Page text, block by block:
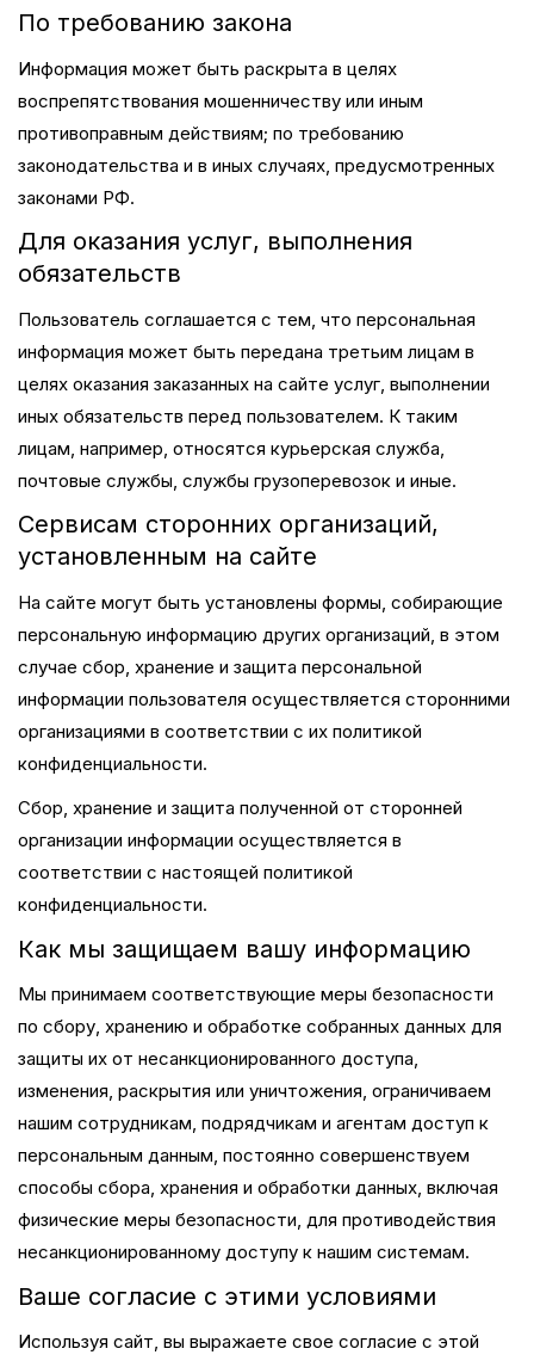
По требованию закона
Информация может быть раскрыта в целях
воспрепятствования мошенничеству или иным
противоправным действиям; по требованию
законодательства и в иных случаях, предусмотренных
законами РФ.
Для оказания услуг, выполнения
обязательств
Пользователь соглашается с тем, что персональная
информация может быть передана третьим лицам в
целях оказания заказанных на сайте услуг, выполнении
иных обязательств перед пользователем. К таким
лицам, например, относятся курьерская служба,
почтовые службы, службы грузоперевозок и иные.
Сервисам сторонних организаций,
установленным на сайте
На сайте могут быть установлены формы, собирающие
персональную информацию других организаций, в этом
случае сбор, хранение и защита персональной
информации пользователя осуществляется сторонними
организациями в соответствии с их политикой
конфиденциальности.
Сбор, хранение и защита полученной от сторонней
организации информации осуществляется в
соответствии с настоящей политикой
конфиденциальности.
Как мы защищаем вашу информацию
Мы принимаем соответствующие меры безопасности
по сбору, хранению и обработке собранных данных для
защиты их от несанкционированного доступа,
изменения, раскрытия или уничтожения, ограничиваем
нашим сотрудникам, подрядчикам и агентам доступ к
персональным данным, постоянно совершенствуем
способы сбора, хранения и обработки данных, включая
физические меры безопасности, для противодействия
несанкционированному доступу к нашим системам.
Ваше согласие с этими условиями
Используя сайт, вы выражаете свое согласие с этой